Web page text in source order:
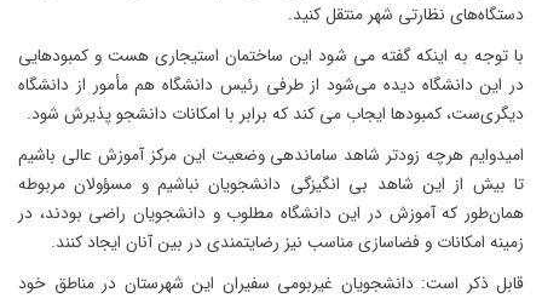
دستگاه‌های نظارتی شهر منتقل کنید.
با توجه به اینکه گفته می شود این ساختمان استیجاری هست و کمبودهایی
در این دانشگاه دیده می‌شود از طرفی رئیس دانشگاه هم مأمور از دانشگاه
دیگری‌ست، کمبودها ایجاب می کند که برابر با امکانات دانشجو پذیرش شود.
امیدوایم هرچه زودتر شاهد ساماندهی وضعیت این مرکز آموزش عالی باشیم
تا بیش از این شاهد بی انگیزگی دانشجویان نباشیم و مسؤولان مربوطه
همان‌طور که آموزش در این دانشگاه مطلوب و دانشجویان راضی بودند، در
زمینه امکانات و فضاسازی مناسب نیز رضایتمندی در بین آنان ایجاد کنند.
قابل ذکر است: دانشجویان غیربومی سفیران این شهرستان در مناطق خود